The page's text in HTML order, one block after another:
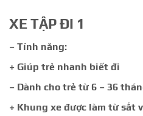
XE TẬP ĐI 1
– Tính năng:
+ Giúp trẻ nhanh biết đi
– Dành cho trẻ từ 6 – 36
+ Khung xe được làm từ sắt